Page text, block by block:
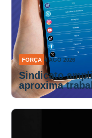
FORÇA 4 AGO 2026
Sindicato
aproxima